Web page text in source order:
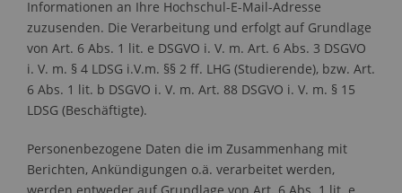
Informationen an Ihre Hochschul-E-Mail-Adresse
zuzusenden. Die Verarbeitung und erfolgt auf Grundlage
von Art. 6 Abs. 1 lit. e DSGVO i. V. m. Art. 6 Abs. 3 DSGVO
i. V. m. § 4 LDSG i.V.m. §§ 2 ff. LHG (Studierende), bzw. Art.
6 Abs. 1 lit. b DSGVO i. V. m. Art. 88 DSGVO i. V. m. § 15
LDSG (Beschäftigte).
Personenbezogene Daten die im Zusammenhang mit
Berichten, Ankündigungen o.ä. verarbeitet werden,